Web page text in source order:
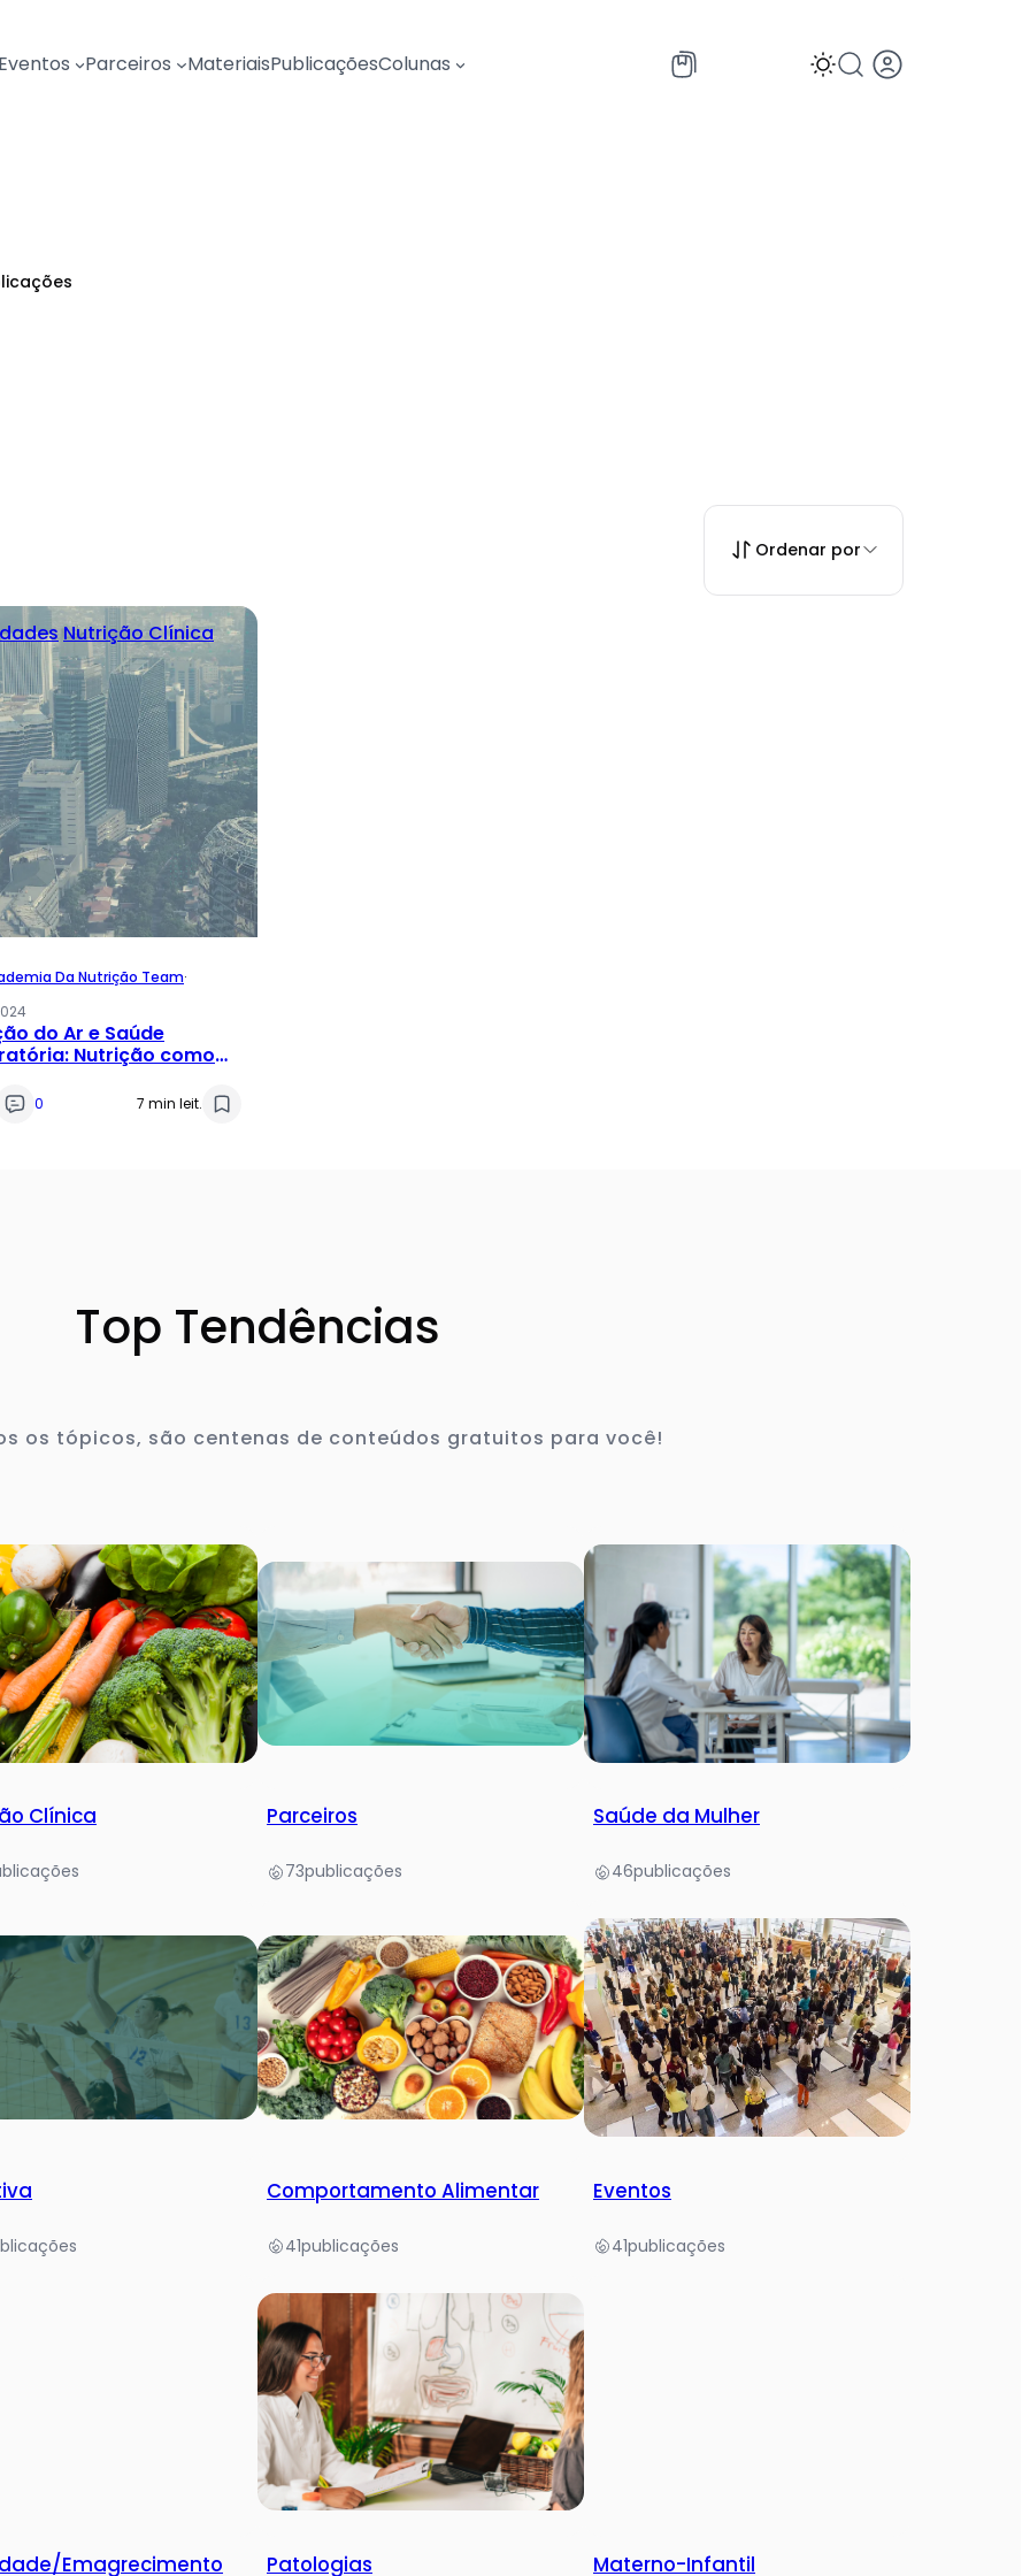
Eventos Parceiros MateriaisPublicaçõesColunas
Ordenar por
Nutrição Clínica
Da Nutrição Team·
do Ar e Saúde
Nutrição como
0 7 min leit.
Top Tendências
os tópicos, são centenas de conteúdos gratuitos para você!
Clínica Parceiros
73publicações
Saúde da Mulher
46publicações
Comportamento Alimentar
41publicações
Eventos
41publicações
Emagrecimento Patologias Materno-Infantil